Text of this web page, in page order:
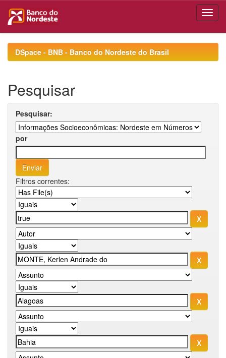
navigationDSpace - BNB - Banco do Nordeste do Brasil
Pesquisar
Pesquisar:
por
Filtros correntes: